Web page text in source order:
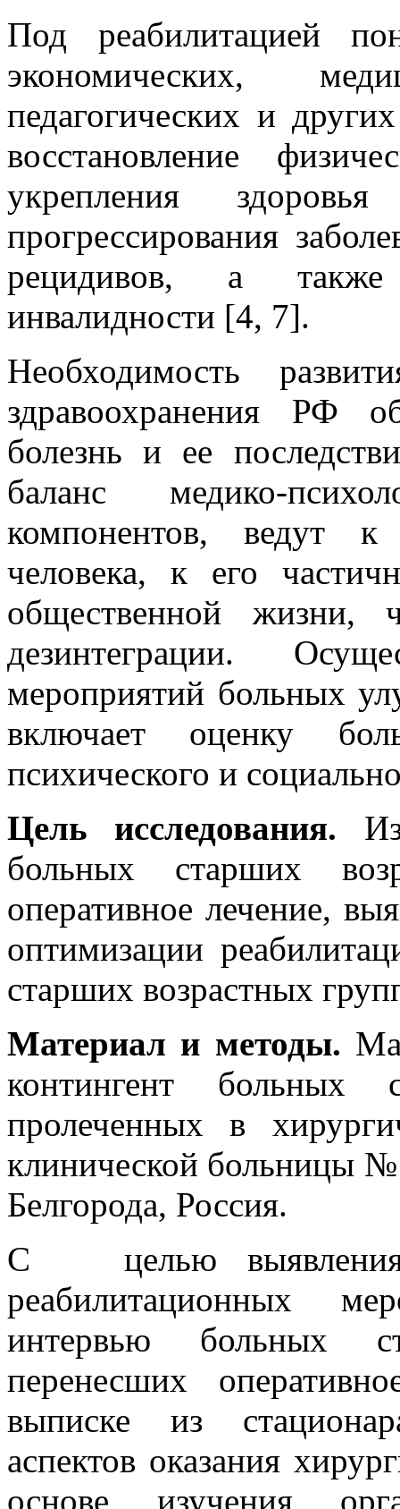
Под реабилитацией
экономических,
педагогических и
восстановление
укрепления
прогрессирования
рецидивов, а также
инвалидности [4, 7].
Необходимость
здравоохранения РФ
болезнь и ее
баланс медико-
компонентов, ведут
человека, к его
общественной жизни,
дезинтеграции.
мероприятий больных
включает оценку
психического и
Цель исследования.
больных старших
оперативное лечение,
оптимизации
старших возрастных
Материал и методы.
контингент больных
пролеченных в
клинической больницы
Белгорода, Россия.
С целью выявления
реабилитационных
интервью больных
перенесших
выписке из
аспектов оказания
основе изучения